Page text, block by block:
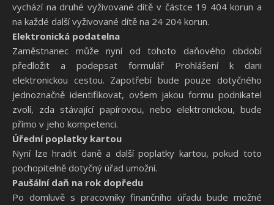
vychází na druhé vyživované dítě v částce 19 404 korun a
na každé další vyživované dítě na 24 204 korun.
Elektronická podatelna
Zaměstnanec může nyní od tohoto daňového období
předložit a podepsat formulář Prohlášení k dani
elektronickou cestou. Zapotřebí bude pouze dotyčného
jednoznačně identifikovat, ovšem jakou formu podnikatel
zvolí, zda stávající papírovou, nebo elektronickou, bude
přímo v jeho kompetenci.
Úřední poplatky kartou
Nyní lze hradit daně a další poplatky kartou, pokud toto
pochopitelně dotyčný úřad umožní.
Paušální daň na rok dopředu
Po domluvě s pracovníky finančního úřadu bude možné